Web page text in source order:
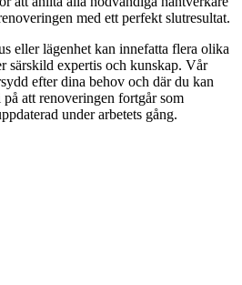
med ett perfekt slutresultat.
eller lägenhet kan innefatta flera olika
särskild expertis och kunskap. Vår
efter dina behov och där du kan
att renoveringen fortgår som
under arbetets gång.